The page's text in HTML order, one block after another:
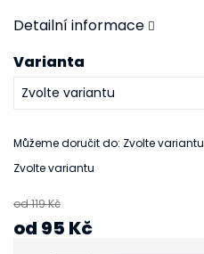
Zvolte variantu
Varianta
Můžeme doručit do: Zvolte variantu
Detailní informace
od 119 Kč
od 95 Kč